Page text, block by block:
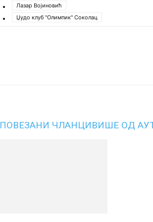
Лазар Војиновић
Џудо клуб "Олимпик" Соколац
ПОВЕЗАНИ ЧЛАНЦИВИШЕ ОД